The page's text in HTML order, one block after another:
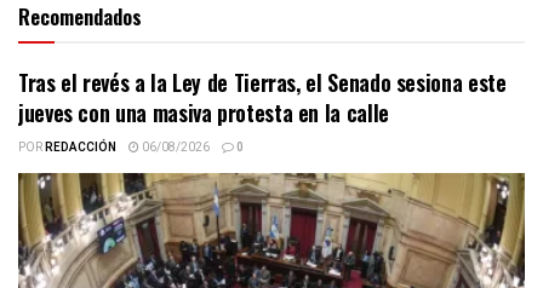
Recomendados
Tras el revés a la Ley de Tierras, el Senado sesiona este
jueves con una masiva protesta en la calle
PORREDACCIÓN 06/08/2026 0